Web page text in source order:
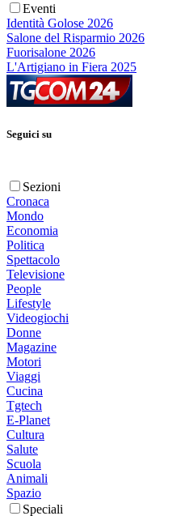
Eventi
Identità Golose 2026
Salone del Risparmio 2026
Fuorisalone 2026
L'Artigiano in Fiera 2025
Seguici su
Sezioni
Cronaca
Mondo
Economia
Politica
Spettacolo
Televisione
People
Lifestyle
Videogiochi
Donne
Magazine
Motori
Viaggi
Cucina
Tgtech
E-Planet
Cultura
Salute
Scuola
Animali
Spazio
Speciali